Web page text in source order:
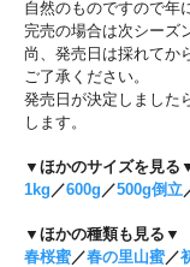
自然のものですので年
完売の場合は次シーズ
尚、発売日は採れてか
ご了承ください。
発売日が決定しました
します。
▼ほかのサイズを見る
1kg ／600g ／500g倒立
▼ほかの種類も見る▼
春桜蜜／春の里山蜜／